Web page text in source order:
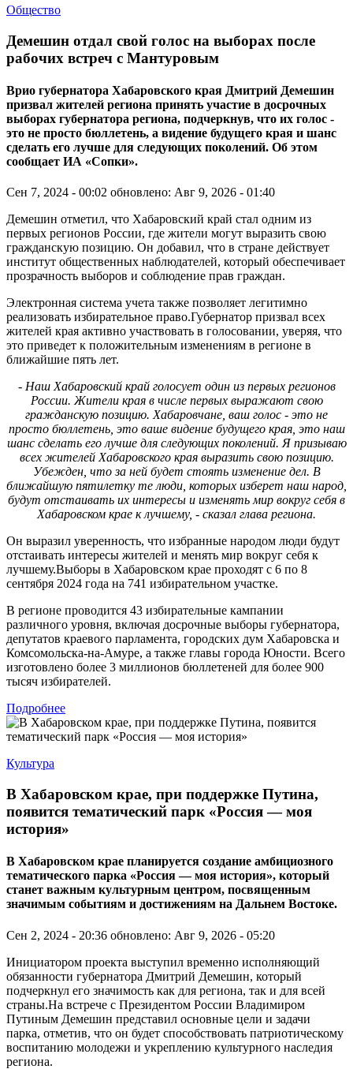
Общество
Демешин отдал свой голос на выборах после
рабочих встреч с Мантуровым
Врио губернатора Хабаровского края Дмитрий Демешин
призвал жителей региона принять участие в досрочных
выборах губернатора региона, подчеркнув, что их голос -
это не просто бюллетень, а видение будущего края и шанс
сделать его лучше для следующих поколений. Об этом
сообщает ИА «Сопки».
Сен 7, 2024 - 00:02 обновлено: Авг 9, 2026 - 01:40
Демешин отметил, что Хабаровский край стал одним из
первых регионов России, где жители могут выразить свою
гражданскую позицию. Он добавил, что в стране действует
институт общественных наблюдателей, который обеспечивает
прозрачность выборов и соблюдение прав граждан.
Электронная система учета также позволяет легитимно
реализовать избирательное право.Губернатор призвал всех
жителей края активно участвовать в голосовании, уверяя, что
это приведет к положительным изменениям в регионе в
ближайшие пять лет.
- Наш Хабаровский край голосует один из первых регионов
России. Жители края в числе первых выражают свою
гражданскую позицию. Хабаровчане, ваш голос - это не
просто бюллетень, это ваше видение будущего края, это наш
шанс сделать его лучше для следующих поколений. Я призываю
всех жителей Хабаровского края выразить свою позицию.
Убежден, что за ней будет стоять изменение дел. В
ближайшую пятилетку те люди, которых изберет наш народ,
будут отстаивать их интересы и изменять мир вокруг себя в
Хабаровском крае к лучшему, - сказал глава региона.
Он выразил уверенность, что избранные народом люди будут
отстаивать интересы жителей и менять мир вокруг себя к
лучшему.Выборы в Хабаровском крае проходят с 6 по 8
сентября 2024 года на 741 избирательном участке.
В регионе проводится 43 избирательные кампании
различного уровня, включая досрочные выборы губернатора,
депутатов краевого парламента, городских дум Хабаровска и
Комсомольска-на-Амуре, а также главы города Юности. Всего
изготовлено более 3 миллионов бюллетеней для более 900
тысяч избирателей.
Подробнее
Культура
В Хабаровском крае, при поддержке Путина,
появится тематический парк «Россия — моя
история»
В Хабаровском крае планируется создание амбициозного
тематического парка «Россия — моя история», который
станет важным культурным центром, посвященным
значимым событиям и достижениям на Дальнем Востоке.
Сен 2, 2024 - 20:36 обновлено: Авг 9, 2026 - 05:20
Инициатором проекта выступил временно исполняющий
обязанности губернатора Дмитрий Демешин, который
подчеркнул его значимость как для региона, так и для всей
страны.На встрече с Президентом России Владимиром
Путиным Демешин представил основные цели и задачи
парка, отметив, что он будет способствовать патриотическому
воспитанию молодежи и укреплению культурного наследия
региона.